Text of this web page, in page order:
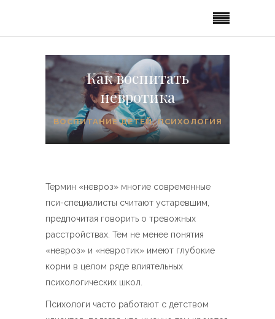
Как воспитать
невротика
ВОСПИТАНИЕ ДЕТЕЙ,ПСИХОЛОГИЯ
Термин «невроз» многие современные
пси-специалисты считают устаревшим,
предпочитая говорить о тревожных
расстройствах. Тем не менее понятия
«невроз» и «невротик» имеют глубокие
корни в целом ряде влиятельных
психологических школ.
Психологи часто работают с детством